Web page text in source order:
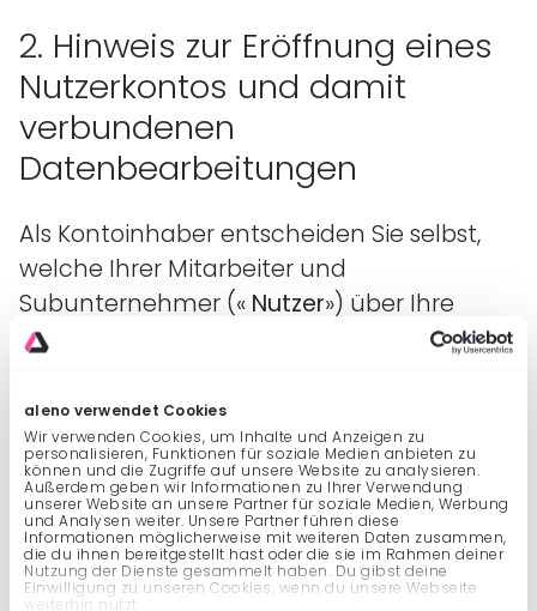
aleno verwendet Cookies
Wir verwenden Cookies, um Inhalte und Anzeigen zu
personalisieren, Funktionen für soziale Medien anbieten zu
können und die Zugriffe auf unsere Website zu analysieren.
Außerdem geben wir Informationen zu Ihrer Verwendung
unserer Website an unsere Partner für soziale Medien, Werbung
und Analysen weiter. Unsere Partner führen diese
Informationen möglicherweise mit weiteren Daten zusammen,
die du ihnen bereitgestellt hast oder die sie im Rahmen deiner
Nutzung der Dienste gesammelt haben. Du gibst deine
Einwilligung zu unseren Cookies, wenn du unsere Webseite
weiterhin nutzt.
2. Hinweis zur Eröffnung eines
Nutzerkontos und damit
verbundenen
Datenbearbeitungen
Als Kontoinhaber entscheiden Sie selbst,
welche Ihrer Mitarbeiter und
Subunternehmer (« Nutzer») über Ihre
Abonnement Zugang zur Applikation
Kontext als datenschutzrechtlich
Verantwortliche. Zu diesem Zwecke
können Sie über Ihr Inhaberkonto eine
beliebige Anzahl an Nutzerkonti erstellen
und dabei individuell festlegen, welche
Zugriffsberechtigung die einzelnen Nutzer